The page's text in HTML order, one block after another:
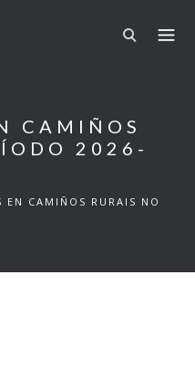
CAMIÑOS
2026-
EN CAMIÑOS RURAIS NO